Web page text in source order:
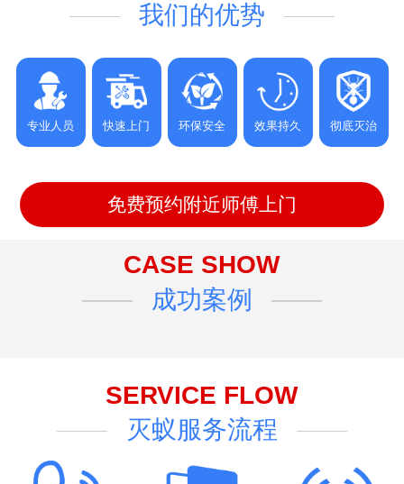
我们的优势
专业人员 快速上门 环保安全 效果持久 彻底灭治
免费预约附近师傅上门
CASE SHOW
成功案例
SERVICE FLOW
灭蚁服务流程